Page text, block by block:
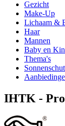
Gezicht
Make-Up
Lichaam &
Haar
Mannen
Baby en
Thema's
IHTK -